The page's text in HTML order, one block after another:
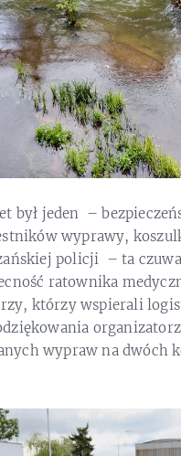
był jeden –
wyprawy,
policji – ta
ratownika
którzy wspierali
wypraw na dwóch